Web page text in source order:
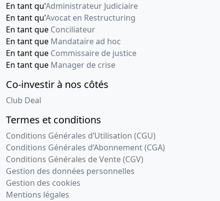
En tant qu'Administrateur Judiciaire
En tant qu'Avocat en Restructuring
En tant que Conciliateur
En tant que Mandataire ad hoc
En tant que Commissaire de justice
En tant que Manager de crise
Co-investir à nos côtés
Club Deal
Termes et conditions
Conditions Générales d’Utilisation (CGU)
Conditions Générales d’Abonnement (CGA)
Conditions Générales de Vente (CGV)
Gestion des données personnelles
Gestion des cookies
Mentions légales